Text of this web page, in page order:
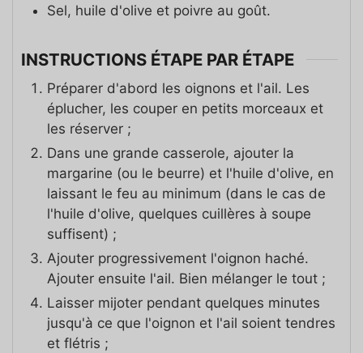
Sel, huile d'olive et poivre au goût.
INSTRUCTIONS ÉTAPE PAR ÉTAPE
Préparer d'abord les oignons et l'ail. Les
éplucher, les couper en petits morceaux et
les réserver ;
Dans une grande casserole, ajouter la
margarine (ou le beurre) et l'huile d'olive, en
laissant le feu au minimum (dans le cas de
l'huile d'olive, quelques cuillères à soupe
suffisent) ;
Ajouter progressivement l'oignon haché.
Ajouter ensuite l'ail. Bien mélanger le tout ;
Laisser mijoter pendant quelques minutes
jusqu'à ce que l'oignon et l'ail soient tendres
et flétris ;